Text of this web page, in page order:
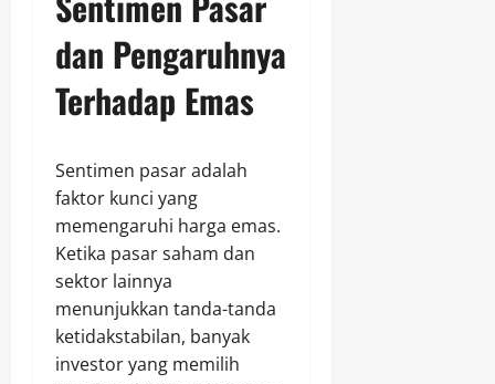
dan Pengaruhnya
Terhadap Emas
Sentimen pasar adalah
faktor kunci yang
memengaruhi harga emas.
Ketika pasar saham dan
sektor lainnya
menunjukkan tanda-tanda
ketidakstabilan, banyak
investor yang memilih